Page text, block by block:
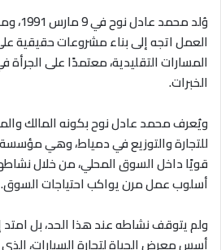
وُلد
العمل اتجه إلى بناء مشروعات حقيقية
المسارات التقليدية، معتمدًا على الجرأة
الخبرات.
ويُعرف محمد عادل نوح بكونه المالك
للتجارة والتوزيع في دمياط، وهي
قويًا داخل السوق المحلي، من خلال
أسلوب عمل مرن يواكب احتياجات السوق.
ولم يتوقف نشاطه عند هذا الحد، بل امتد
أسس معرض الحياة لتجارة السيارات،